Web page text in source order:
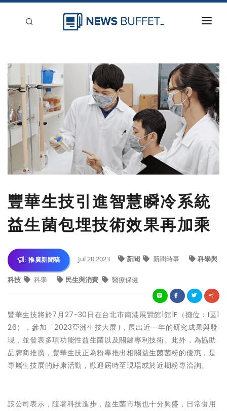
新聞稿分類
登入
刊登
豐華生技引進智慧瞬冷系統
益生菌包埋技術效果再加乘
推廣新聞稿 Jul 20,2023 新聞 新聞時事 科學與
科技 科學 民生與消費 醫療保健
豐華生技將於7月27~30日在台北市南港展覽館1館1F（攤位：I區1
26），參加「2023亞洲生技大展｣，展出近一年的研究成果與發
現，並發表多項功能性益生菌以及關鍵專利技術。此外，為協助
品牌商推廣，豐華生技正為粉專推出相關益生菌菌粉的優惠，是
專屬生技展的好康活動，歡迎屆時至現場或於近期粉專洽詢。
該公司表示，隨著科技進步，益生菌市場也十分興盛，日常食用